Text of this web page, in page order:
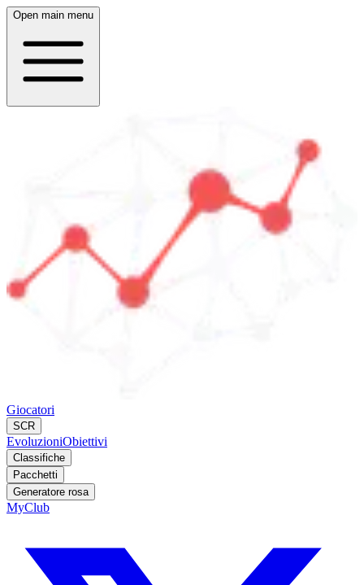
Open main menu
Giocatori
SCR
EvoluzioniObiettivi
Classifiche
Pacchetti
Generatore rosa
MyClub